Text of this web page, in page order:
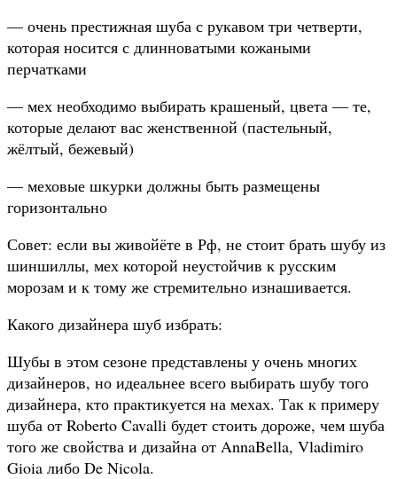
— очень престижная шуба с рукавом три четверти,
которая носится с длинноватыми кожаными
перчатками
— мех необходимо выбирать крашеный, цвета — те,
которые делают вас женственной (пастельный,
жёлтый, бежевый)
— меховые шкурки должны быть размещены
горизонтально
Совет: если вы живойёте в Рф, не стоит брать шубу из
шиншиллы, мех которой неустойчив к русским
морозам и к тому же стремительно изнашивается.
Какого дизайнера шуб избрать:
Шубы в этом сезоне представлены у очень многих
дизайнеров, но идеальнее всего выбирать шубу того
дизайнера, кто практикуется на мехах. Так к примеру
шуба от Roberto Cavalli будет стоить дороже, чем шуба
того же свойства и дизайна от AnnaBella, Vladimiro
Gioia либо De Nicola.